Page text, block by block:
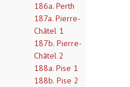
186a. Perth
187a. Pierre-
Châtel 1
187b. Pierre-
Châtel 2
188a. Pise 1
188b. Pise 2